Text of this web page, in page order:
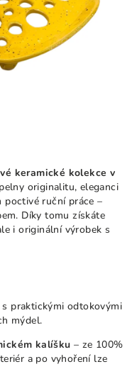
keramické kolekce v
originalitu, eleganci
poctivé ruční práce –
Díky tomu získáte
i originální výrobek s
praktickými odtokovými
mýdel.
kalíšku – ze 100%
a po vyhoření lze